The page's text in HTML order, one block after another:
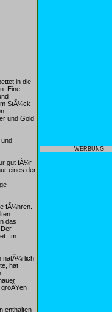
in die
Eine
StÃ¼ck
und Gold
gut fÃ¼r
eines der
fÃ¼hren.
das
Im
natÃ¼rlich
hat
enthalten
WERBUNG